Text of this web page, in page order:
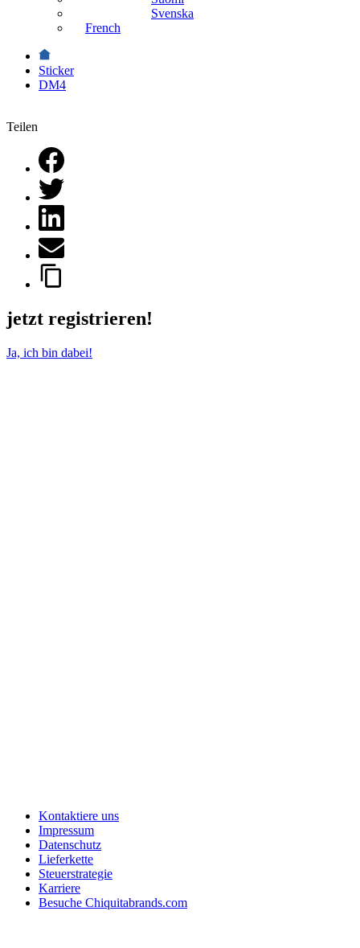
Svenska
French
Sticker
DM4
Teilen
jetzt registrieren!
Ja, ich bin dabei!
Kontaktiere uns
Impressum
Datenschutz
Lieferkette
Steuerstrategie
Karriere
Besuche Chiquitabrands.com